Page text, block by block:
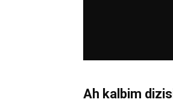
Ah kalbim